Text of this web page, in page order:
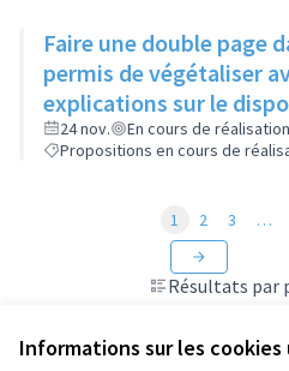
Informations sur les
Faire une double page
permis de végétaliser
explications sur le
côté des exemples
investir
24 nov.
En cours de réalisation
Propositions en cours de
Résultats par
1 2 3 …